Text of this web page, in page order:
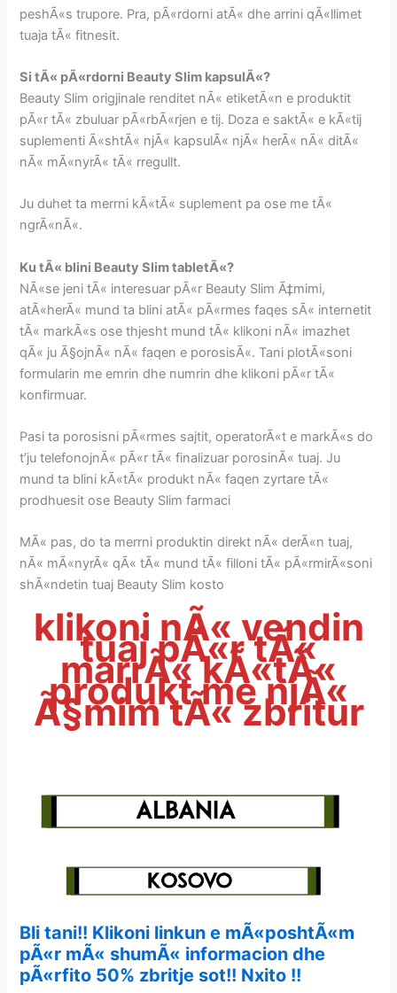
peshÃ«s trupore. Pra, pÃ«rdorni atÃ« dhe arrini qÃ«llimet
tuaja tÃ« fitnesit.
Si tÃ« pÃ«rdorni Beauty Slim kapsulÃ«?
Beauty Slim origjinale renditet nÃ« etiketÃ«n e produktit
pÃ«r tÃ« zbuluar pÃ«rbÃ«rjen e tij. Doza e saktÃ« e kÃ«tij
suplementi Ã«shtÃ« njÃ« kapsulÃ« njÃ« herÃ« nÃ« ditÃ«
nÃ« mÃ«nyrÃ« tÃ« rregullt.
Ju duhet ta merrni kÃ«tÃ« suplement pa ose me tÃ«
ngrÃ«nÃ«.
Ku tÃ« blini Beauty Slim tabletÃ«?
NÃ«se jeni tÃ« interesuar pÃ«r Beauty Slim Ã‡mimi,
atÃ«herÃ« mund ta blini atÃ« pÃ«rmes faqes sÃ« internetit
tÃ« markÃ«s ose thjesht mund tÃ« klikoni nÃ« imazhet
qÃ« ju Ã§ojnÃ« nÃ« faqen e porosisÃ«. Tani plotÃ«soni
formularin me emrin dhe numrin dhe klikoni pÃ«r tÃ«
konfirmuar.
Pasi ta porosisni pÃ«rmes sajtit, operatorÃ«t e markÃ«s do
t’ju telefonojnÃ« pÃ«r tÃ« finalizuar porosinÃ« tuaj. Ju
mund ta blini kÃ«tÃ« produkt nÃ« faqen zyrtare tÃ«
prodhuesit ose Beauty Slim farmaci
MÃ« pas, do ta merrni produktin direkt nÃ« derÃ«n tuaj,
nÃ« mÃ«nyrÃ« qÃ« tÃ« mund tÃ« filloni tÃ« pÃ«rmirÃ«soni
shÃ«ndetin tuaj Beauty Slim kosto
klikoni nÃ« vendin
tuaj pÃ«r tÃ«
marrÃ« kÃ«tÃ«
produkt me njÃ«
Ã§mim tÃ« zbritur
Bli tani!! Klikoni linkun e mÃ«poshtÃ«m
pÃ«r mÃ« shumÃ« informacion dhe
pÃ«rfito 50% zbritje sot!! Nxito !!